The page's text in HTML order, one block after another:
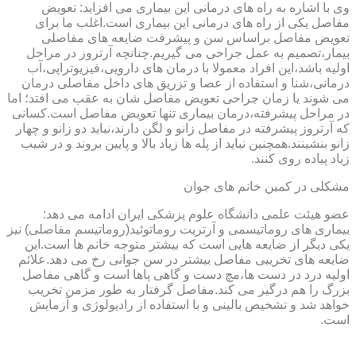
وی با اشاره به راه های درمانی این بیماری می افزاید: تعویض
مفاصل یکی از راه های درمانی این بیماری است.اغلب ما برای
تعویض مفاصل براساس سن و پیشرفت ضایعه های مفاصلی
بیمار،تصمیم به عمل جراحی می گیریم.چنانچه آرتروز در مراحل
اولیه باشد،این افراد معمولا با درمان های دارویی،فیزیوتراپی،آب
درمانی،شنا و استفاده از عصا و تزریق های داخل مفاصلی درمان
می شوند یا زمان جراحی تعویض مفاصل شان به عقب می افتد؛ اما
در مراحل پیشرفته،درمان بیماری تنها تعویض مفاصل است.کسانی
که آرتروز پیشرفته در مفاصل زانو و لگن دارند،نباید دو زانو و چهار
زانو بنشینند.همچنین نباید از پله ها زیاد بالا و پایین بروند و در شیب
زیاد پیاده روی کنند.
مشکلی در کمین خانم های جوان
عضو هیئت علمی دانشگاه علوم پزشکی ایران ادامه می دهد:
بیماری های روماتیسمی و آرتریت روماتوئید(روماتیسم مفاصلی) نیز
یکی دیگر از ضایعه هایی است که بیشتر متوجه خانم ها است.این
ضایعه های تخریبی مفاصل بیشتر در سن جوانی رخ می دهد.علائم
اولیه درد در دست ها،مچ دست و گاهی پاها است و گاهی مفاصل
بزرگ را هم درگیر می کند.مفاصل گرفتار به طور مزمن تخریب
خواهد شد و تشخیص بالینی و با استفاده از رادیولوژی و آزمایش
است.